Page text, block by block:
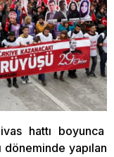
hattı boyunca
döneminde yapılan